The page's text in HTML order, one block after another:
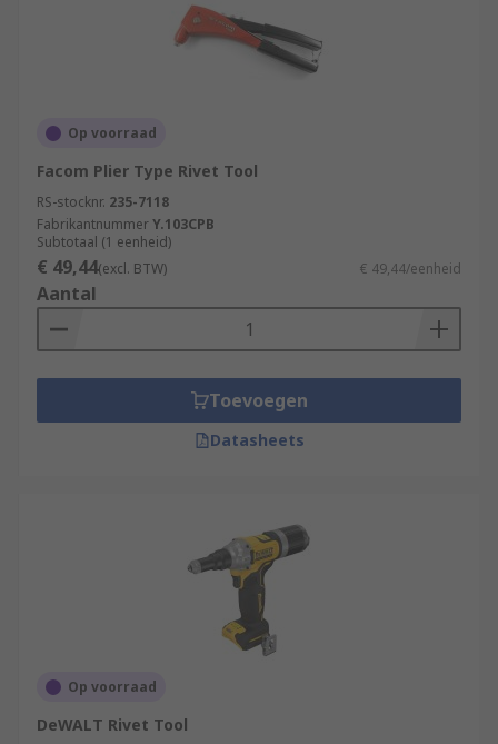
Op voorraad
Facom Plier Type Rivet Tool
RS-stocknr. 235-7118
FabrikantnummerY.103CPB
Subtotaal (1 eenheid)
€ 49,44(excl. BTW) € 49,44/eenheid
Aantal
Toevoegen
Datasheets
Op voorraad
DeWALT Rivet Tool